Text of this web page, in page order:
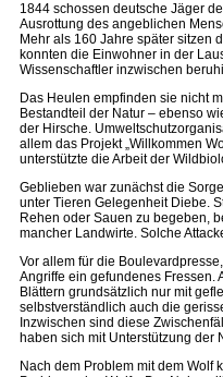
1844 schossen deutsche Jäger
Ausrottung des angeblichen
Mehr als 160 Jahre später sitzen
konnten die Einwohner in der
Wissenschaftler inzwischen
Das Heulen empfinden sie nicht
Bestandteil der Natur – ebenso
der Hirsche.
allem das Projekt „Willkommen
unterstützte die Arbeit der
Geblieben war zunächst die
unter Tieren Gelegenheit Diebe.
Rehen oder Sauen zu begeben,
mancher Landwirte. Solche
Vor allem für die
Angriffe ein gefundenes Fressen.
Blättern grundsätzlich nur mit
selbstverständlich auch die
Inzwischen sind diese
haben sich mit Unterstützung der
Nach dem Problem mit dem Wolf